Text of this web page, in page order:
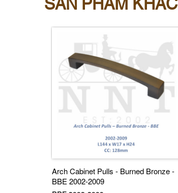
Arch Cabinet Pulls - Burned Bronze -
BBE 2002-2009